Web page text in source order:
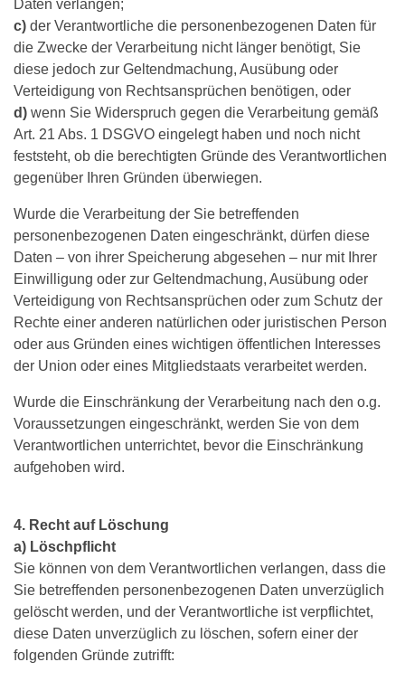
Daten verlangen;
c) der Verantwortliche die personenbezogenen Daten für
die Zwecke der Verarbeitung nicht länger benötigt, Sie
diese jedoch zur Geltendmachung, Ausübung oder
Verteidigung von Rechtsansprüchen benötigen, oder
d) wenn Sie Widerspruch gegen die Verarbeitung gemäß
Art. 21 Abs. 1 DSGVO eingelegt haben und noch nicht
feststeht, ob die berechtigten Gründe des Verantwortlichen
gegenüber Ihren Gründen überwiegen.
Wurde die Verarbeitung der Sie betreffenden
personenbezogenen Daten eingeschränkt, dürfen diese
Daten – von ihrer Speicherung abgesehen – nur mit Ihrer
Einwilligung oder zur Geltendmachung, Ausübung oder
Verteidigung von Rechtsansprüchen oder zum Schutz der
Rechte einer anderen natürlichen oder juristischen Person
oder aus Gründen eines wichtigen öffentlichen Interesses
der Union oder eines Mitgliedstaats verarbeitet werden.
Wurde die Einschränkung der Verarbeitung nach den o.g.
Voraussetzungen eingeschränkt, werden Sie von dem
Verantwortlichen unterrichtet, bevor die Einschränkung
aufgehoben wird.
4. Recht auf Löschung
a) Löschpflicht
Sie können von dem Verantwortlichen verlangen, dass die
Sie betreffenden personenbezogenen Daten unverzüglich
gelöscht werden, und der Verantwortliche ist verpflichtet,
diese Daten unverzüglich zu löschen, sofern einer der
folgenden Gründe zutrifft: